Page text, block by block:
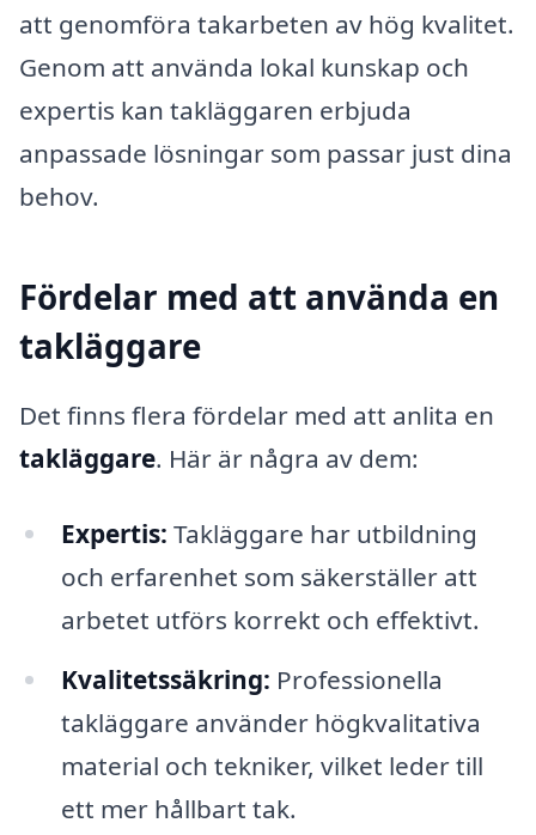
att genomföra takarbeten av hög kvalitet.
Genom att använda lokal kunskap och
expertis kan takläggaren erbjuda
anpassade lösningar som passar just dina
behov.
Fördelar med att använda en
takläggare
Det finns flera fördelar med att anlita en
takläggare. Här är några av dem:
Expertis: Takläggare har utbildning
och erfarenhet som säkerställer att
arbetet utförs korrekt och effektivt.
Kvalitetssäkring: Professionella
takläggare använder högkvalitativa
material och tekniker, vilket leder till
ett mer hållbart tak.